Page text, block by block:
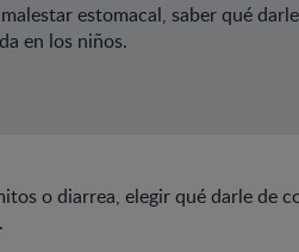
estomacal, saber qué
en los niños.
o diarrea, elegir qué darle de